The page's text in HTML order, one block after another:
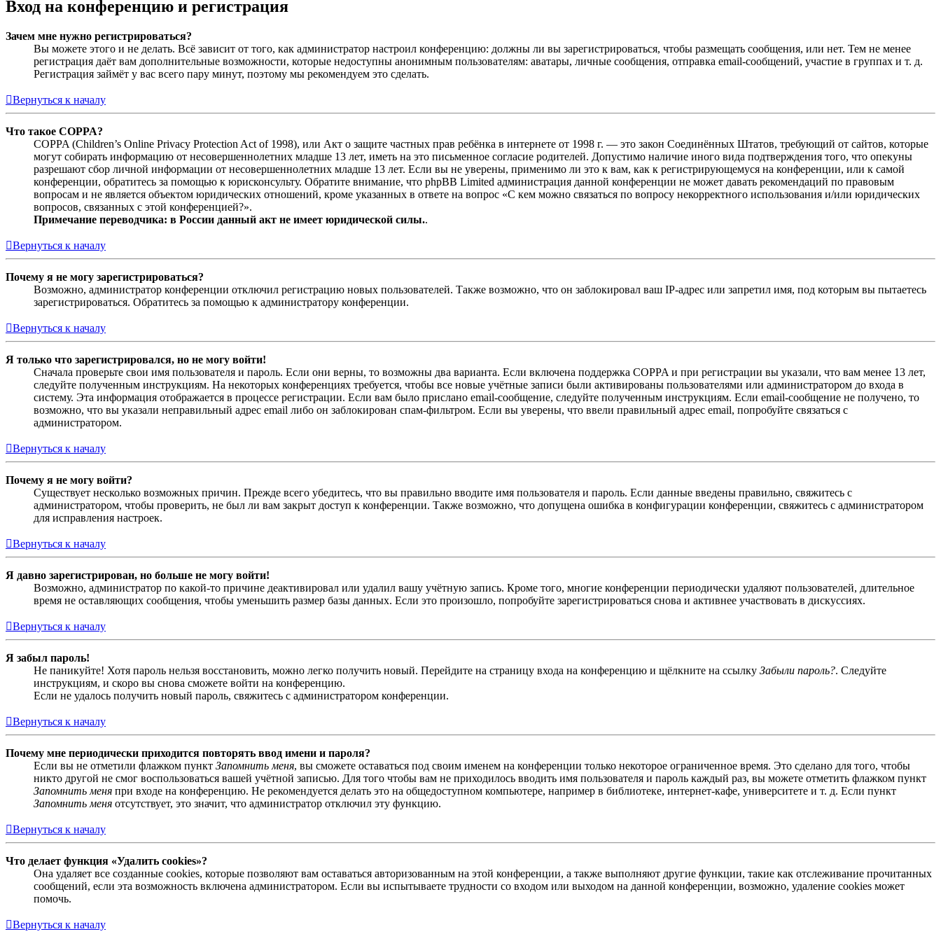
Вход на конференцию и регистрация
Зачем мне нужно регистрироваться?
Вы можете этого и не делать. Всё зависит от того, как администратор настроил конференцию: должны ли вы зарегистрироваться, чтобы размещать сообщения, или нет. Тем не менее
регистрация даёт вам дополнительные возможности, которые недоступны анонимным пользователям: аватары, личные сообщения, отправка email-сообщений, участие в группах и т. д.
Регистрация займёт у вас всего пару минут, поэтому мы рекомендуем это сделать.
Вернуться к началу
Что такое COPPA?
COPPA (Children’s Online Privacy Protection Act of 1998), или Акт о защите частных прав ребёнка в интернете от 1998 г. — это закон Соединённых Штатов, требующий от сайтов, которые
могут собирать информацию от несовершеннолетних младше 13 лет, иметь на это письменное согласие родителей. Допустимо наличие иного вида подтверждения того, что опекуны
разрешают сбор личной информации от несовершеннолетних младше 13 лет. Если вы не уверены, применимо ли это к вам, как к регистрирующемуся на конференции, или к самой
конференции, обратитесь за помощью к юрисконсульту. Обратите внимание, что phpBB Limited администрация данной конференции не может давать рекомендаций по правовым
вопросам и не является объектом юридических отношений, кроме указанных в ответе на вопрос «С кем можно связаться по вопросу некорректного использования и/или юридических
вопросов, связанных с этой конференцией?».
Примечание переводчика: в России данный акт не имеет юридической силы..
Вернуться к началу
Почему я не могу зарегистрироваться?
Возможно, администратор конференции отключил регистрацию новых пользователей. Также возможно, что он заблокировал ваш IP-адрес или запретил имя, под которым вы пытаетесь
зарегистрироваться. Обратитесь за помощью к администратору конференции.
Вернуться к началу
Я только что зарегистрировался, но не могу войти!
Сначала проверьте свои имя пользователя и пароль. Если они верны, то возможны два варианта. Если включена поддержка COPPA и при регистрации вы указали, что вам менее 13 лет,
следуйте полученным инструкциям. На некоторых конференциях требуется, чтобы все новые учётные записи были активированы пользователями или администратором до входа в
систему. Эта информация отображается в процессе регистрации. Если вам было прислано email-сообщение, следуйте полученным инструкциям. Если email-сообщение не получено, то
возможно, что вы указали неправильный адрес email либо он заблокирован спам-фильтром. Если вы уверены, что ввели правильный адрес email, попробуйте связаться с
администратором.
Вернуться к началу
Почему я не могу войти?
Существует несколько возможных причин. Прежде всего убедитесь, что вы правильно вводите имя пользователя и пароль. Если данные введены правильно, свяжитесь с
администратором, чтобы проверить, не был ли вам закрыт доступ к конференции. Также возможно, что допущена ошибка в конфигурации конференции, свяжитесь с администратором
для исправления настроек.
Вернуться к началу
Я давно зарегистрирован, но больше не могу войти!
Возможно, администратор по какой-то причине деактивировал или удалил вашу учётную запись. Кроме того, многие конференции периодически удаляют пользователей, длительное
время не оставляющих сообщения, чтобы уменьшить размер базы данных. Если это произошло, попробуйте зарегистрироваться снова и активнее участвовать в дискуссиях.
Вернуться к началу
Я забыл пароль!
Не паникуйте! Хотя пароль нельзя восстановить, можно легко получить новый. Перейдите на страницу входа на конференцию и щёлкните на ссылку Забыли пароль?. Следуйте
инструкциям, и скоро вы снова сможете войти на конференцию.
Если не удалось получить новый пароль, свяжитесь с администратором конференции.
Вернуться к началу
Почему мне периодически приходится повторять ввод имени и пароля?
Если вы не отметили флажком пункт Запомнить меня, вы сможете оставаться под своим именем на конференции только некоторое ограниченное время. Это сделано для того, чтобы
никто другой не смог воспользоваться вашей учётной записью. Для того чтобы вам не приходилось вводить имя пользователя и пароль каждый раз, вы можете отметить флажком пункт
Запомнить меня при входе на конференцию. Не рекомендуется делать это на общедоступном компьютере, например в библиотеке, интернет-кафе, университете и т. д. Если пункт
Запомнить меня отсутствует, это значит, что администратор отключил эту функцию.
Вернуться к началу
Что делает функция «Удалить cookies»?
Она удаляет все созданные cookies, которые позволяют вам оставаться авторизованным на этой конференции, а также выполняют другие функции, такие как отслеживание прочитанных
сообщений, если эта возможность включена администратором. Если вы испытываете трудности со входом или выходом на данной конференции, возможно, удаление cookies может
помочь.
Вернуться к началу